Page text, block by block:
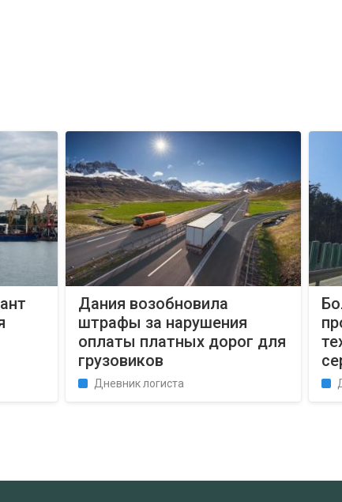
Дания возобновила
штрафы за нарушения
оплаты платных дорог для
грузовиков
Дневник логиста